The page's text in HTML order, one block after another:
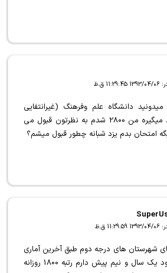
ق.ظ
دانشگاه علم وفرهنگ (غیرانتفایی
)تهران تا چند میگیره من 2800 شدم به نظرتون قبول می
امتحان بدم یزد شبانه چطور قبول میشم؟
ق.ظ
شهرستان های درجه دوم طبق آخرین آماری
که من از حدود یک سال و نیم پیش دارم رتبه 1800 روزانه